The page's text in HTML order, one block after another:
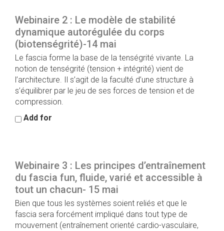
Webinaire 2 : Le modèle de stabilité
dynamique autorégulée du corps
(biotenségrité)-14 mai
Le fascia forme la base de la tenségrité vivante. La
notion de tenségrité (tension + intégrité) vient de
l’architecture. Il s’agit de la faculté d’une structure à
s’équilibrer par le jeu de ses forces de tension et de
compression.
Add for
Webinaire 3 : Les principes d’entraînement
du fascia fun, fluide, varié et accessible à
tout un chacun- 15 mai
Bien que tous les systèmes soient reliés et que le
fascia sera forcément impliqué dans tout type de
mouvement (entraînement orienté cardio-vasculaire,